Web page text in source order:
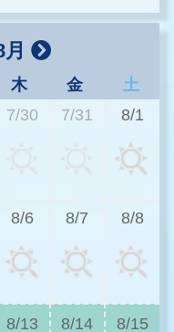
木 金
土
7/30 7/31 8/1
8/6 8/7 8/8
8/13 8/14 8/15